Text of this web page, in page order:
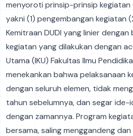
menyoroti prinsip-prinsip kegiatan
yakni (1) pengembangan kegiatan
Kemitraan DUDI yang linier
kegiatan yang dilakukan dengan
Utama (IKU) Fakultas Ilmu
menekankan bahwa pelaksanaan
dengan seluruh elemen, tidak
tahun sebelumnya, dan segar ide-
dengan zamannya. Program
bersama, saling menggandeng